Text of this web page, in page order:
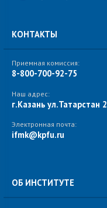
КОНТАКТЫ
Приемная комиссия:
8-800-700-92-75
Наш адрес:
г.Казань ул.Татарстан 2
Электронная почта:
ifmk@kpfu.ru
ОБ ИНСТИТУТЕ